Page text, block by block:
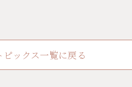
ピックス一覧に戻る